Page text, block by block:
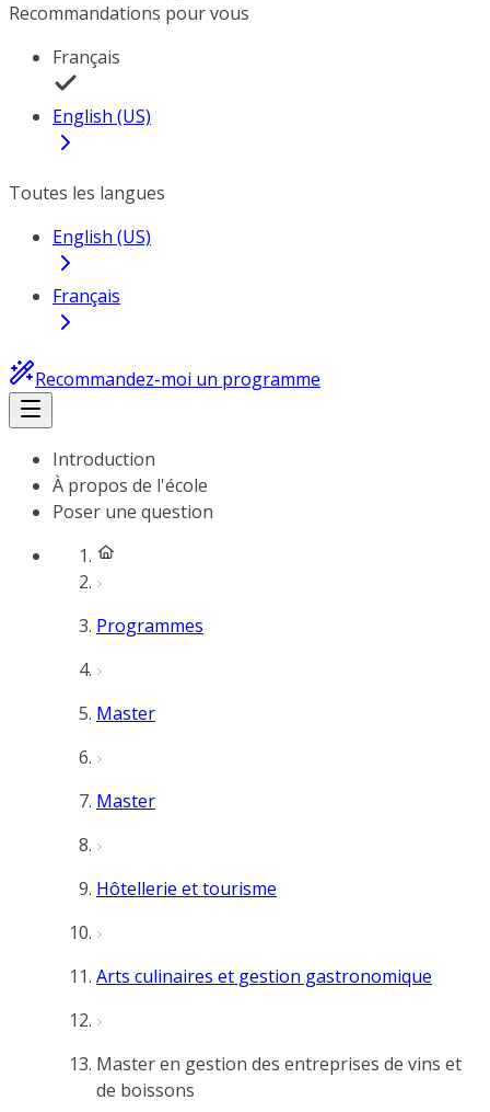
Recommandations pour vous
Français
English (US)
Toutes les langues
English (US)
Français
Recommandez-moi un programme
Introduction
À propos de l'école
Poser une question
Programmes
Master
Master
Hôtellerie et tourisme
Arts culinaires et gestion gastronomique
Master en gestion des entreprises de vins et
de boissons